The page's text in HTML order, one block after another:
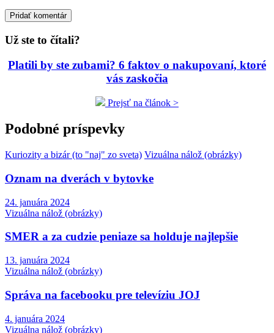
Už ste to čítali?
Platili by ste zubami? 6 faktov o nakupovaní, ktoré
vás zaskočia
Prejsť na článok >
Podobné príspevky
Kuriozity a bizár (to "naj" zo sveta) Vizuálna nálož (obrázky)
Oznam na dverách v bytovke
24. januára 2024
Vizuálna nálož (obrázky)
SMER a za cudzie peniaze sa holduje najlepšie
13. januára 2024
Vizuálna nálož (obrázky)
Správa na facebooku pre televíziu JOJ
4. januára 2024
Vizuálna nálož (obrázky)